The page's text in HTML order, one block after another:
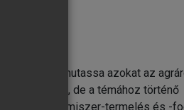
– bemutassa azokat az
területen), de a témához történő
az élelmiszer-termelés és -